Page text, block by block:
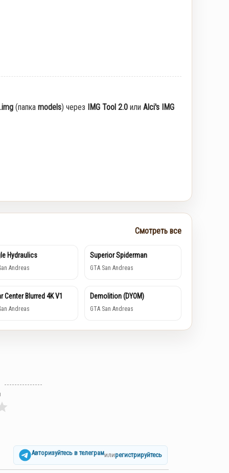
(папка models) через IMG Tool 2.0или Alci's IMG
Смотреть все
Hydraulics
Andreas
Superior Spiderman
GTA San Andreas
Center Blurred 4K V1
Andreas
Demolition (DYOM)
GTA San Andreas
Авторизуйтесь в телеграмилирегистрируйтесь